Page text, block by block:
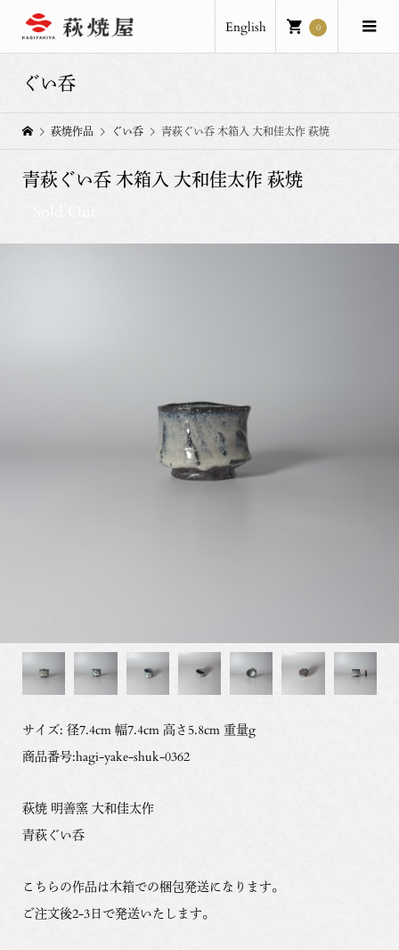
English 0
ぐい呑
萩焼作品 ぐい呑 青萩ぐい呑 木箱入 大和佳太作 萩焼
青萩ぐい呑 木箱入 大和佳太作 萩焼
サイズ: 径7.4cm 幅7.4cm 高さ5.8cm 重量g
商品番号:hagi-yake-shuk-0362
萩焼 明善窯 大和佳太作
青萩ぐい呑
こちらの作品は木箱での梱包発送になります。
ご注文後2-3日で発送いたします。